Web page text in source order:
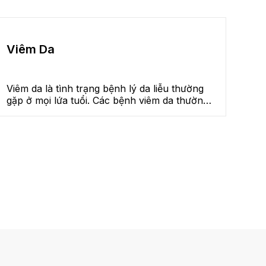
Viêm Da
Viêm da là tình trạng bệnh lý da liễu thường
gặp ở mọi lứa tuổi. Các bệnh viêm da thường